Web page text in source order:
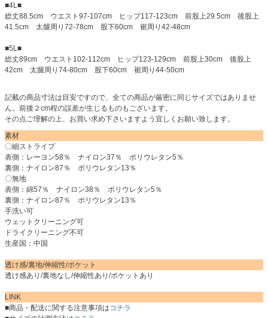
■4L■
総丈88.5cm ウエスト97-107cm ヒップ117-123cm 前股上29.5cm 後股上
41.5cm 太腿周り72-78cm 股下60cm 裾周り42-48cm
■5L■
総丈89cm ウエスト102-112cm ヒップ123-129cm 前股上30cm 後股上
42cm 太腿周り74-80cm 股下60cm 裾周り44-50cm
記載の商品寸法は目安ですので、全ての商品が厳密に同じサイズではありませ
ん。前後２cm程の誤差が生じるものもございます。
その点ご理解の上、お買い求め下さいますよう宜しくお願い致します。
素材
〇細ストライプ
表側：レーヨン58％ ナイロン37％ ポリウレタン5％
裏側：ナイロン87％ ポリウレタン13％
〇無地
表側：綿57％ ナイロン38％ ポリウレタン5％
裏側：ナイロン87％ ポリウレタン13％
手洗い可
ウェットクリーニング可
ドライクリーニング不可
生産国：中国
透け感/裏地/伸縮性/ポケット
透け感あり/裏地なし/伸縮性あり/ポケットあり
LINK
■商品・配送に関する注意事項は コチラ